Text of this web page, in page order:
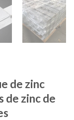
de zinc
de zinc de